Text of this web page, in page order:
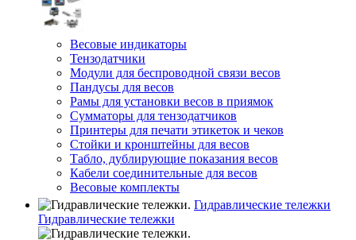
Весовые индикаторы
Тензодатчики
Модули для беспроводной связи весов
Пандусы для весов
Рамы для установки весов в приямок
Сумматоры для тензодатчиков
Принтеры для печати этикеток и чеков
Стойки и кронштейны для весов
Табло, дублирующие показания весов
Кабели соединительные для весов
Весовые комплекты
Гидравлические тележки
Гидравлические тележки